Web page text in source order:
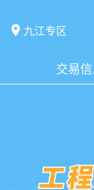
九江专区
交易